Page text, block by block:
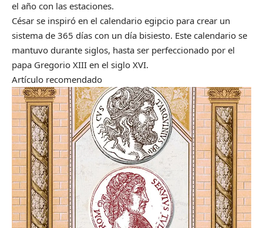
el año con las estaciones.
César se inspiró en el calendario egipcio para crear un
sistema de 365 días con un día bisiesto. Este calendario se
mantuvo durante siglos, hasta ser perfeccionado por el
papa Gregorio XIII en el siglo XVI.
Artículo recomendado